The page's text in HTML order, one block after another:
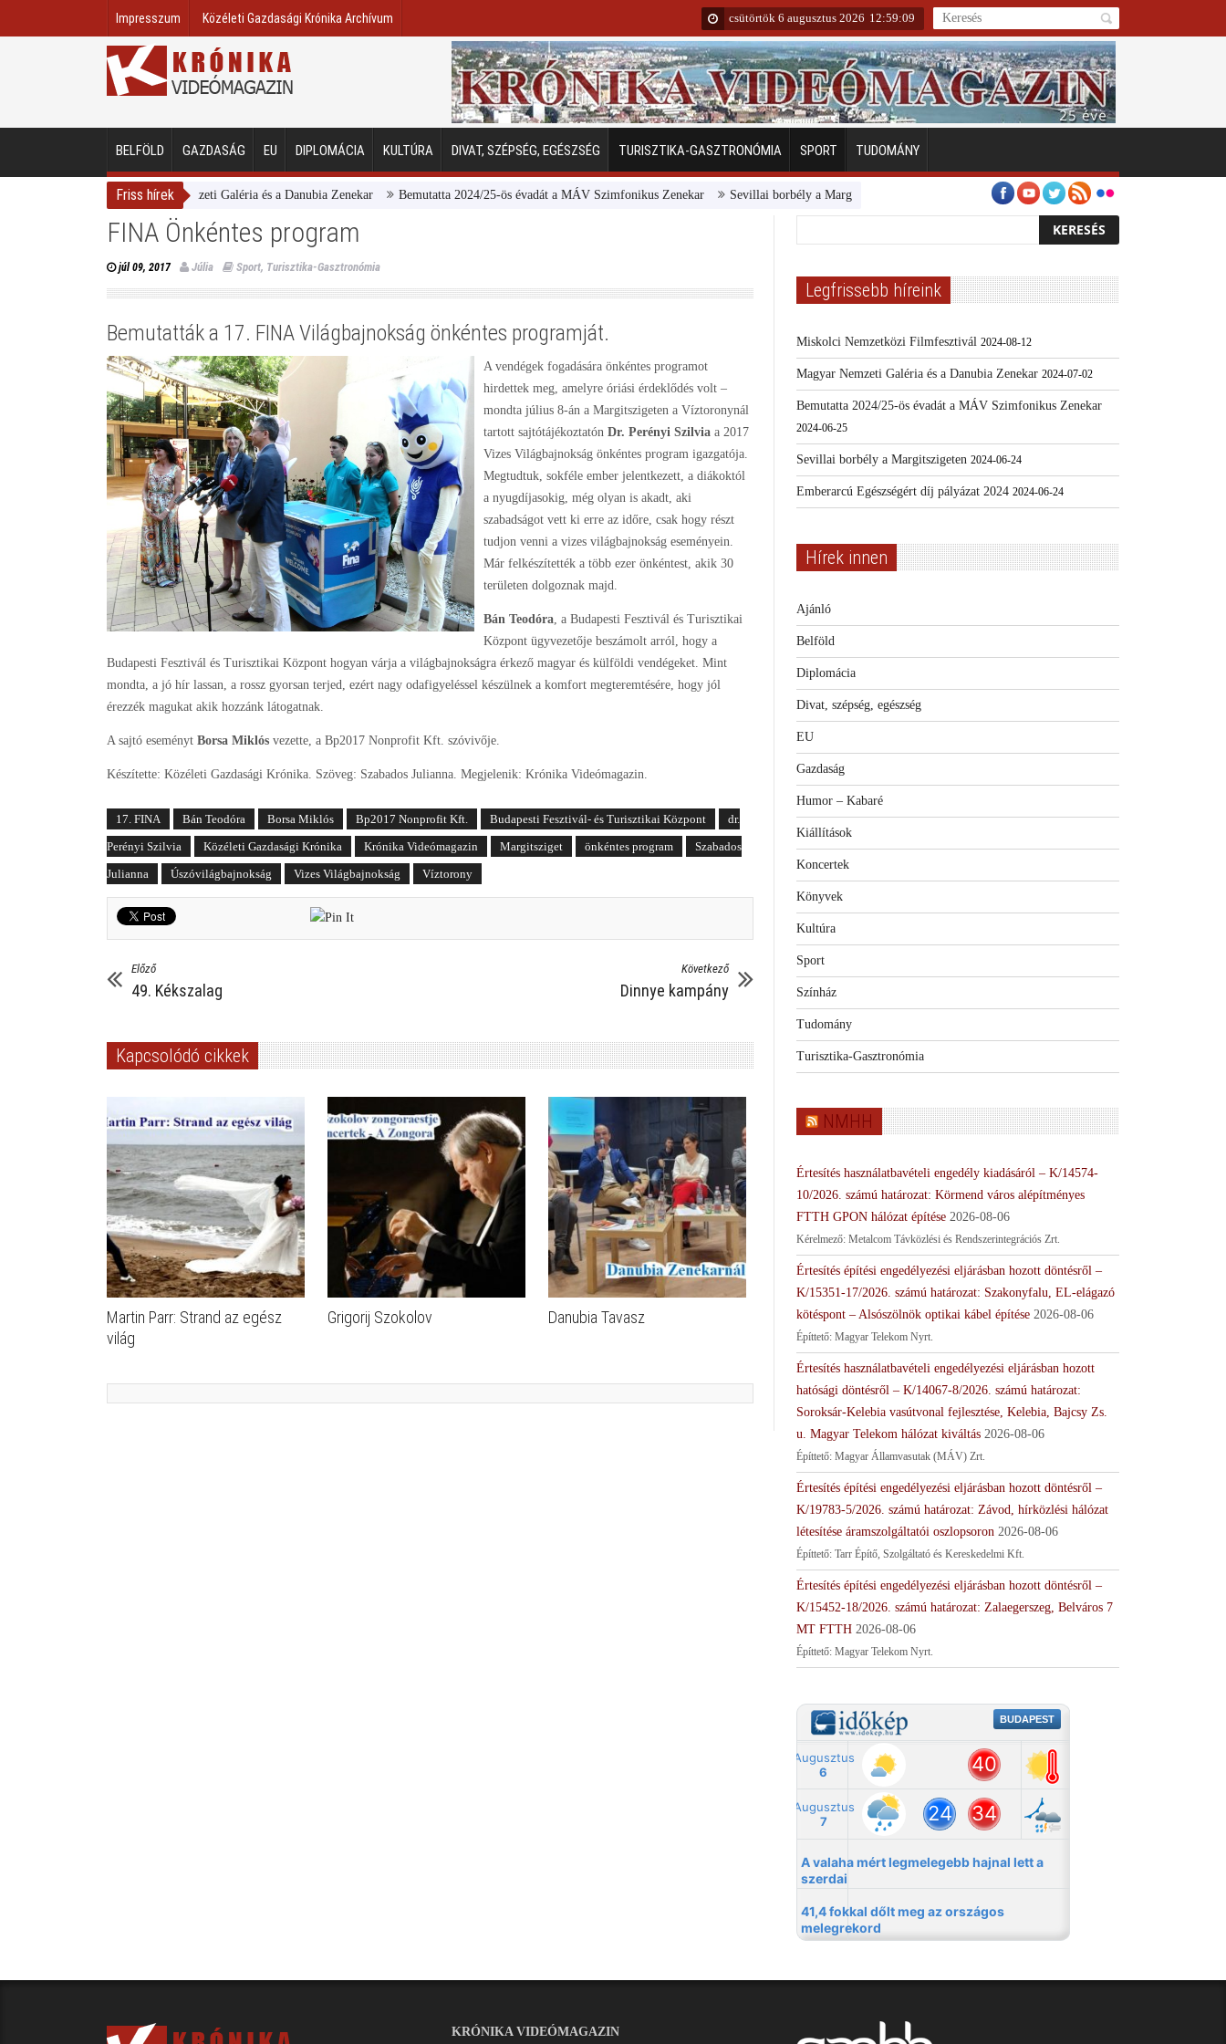
Impresszum Közéleti Gazdasági Krónika Archívum csütörtök 6 augusztus 2026 12:59:10
BELFÖLD GAZDASÁG EU DIPLOMÁCIA KULTÚRA DIVAT, SZÉPSÉG, EGÉSZSÉG TURISZTIKA-GASZTRONÓMIA SPORT TUDOMÁNY
Friss hírek
Magyar Nemzeti Galéria és a Danubia Zenekar Bemutatta 2024/25-ös évadát a MÁV Szimfonikus Zenekar Sevillai borbély a Margitszigeten Emberarcú Egészségért díj pályázat 2024
FINA Önkéntes program
júl 09, 2017 Júlia Sport, Turisztika-Gasztronómia
Bemutatták a 17. FINA Világbajnokság önkéntes programját.
A vendégek fogadására önkéntes programot
hirdettek meg, amelyre óriási érdeklődés volt –
mondta július 8-án a Margitszigeten a Víztoronynál
tartott sajtótájékoztatón Dr. Perényi Szilvia a 2017
Vizes Világbajnokság önkéntes program igazgatója.
Megtudtuk, sokféle ember jelentkezett, a diákoktól
a nyugdíjasokig, még olyan is akadt, aki
szabadságot vett ki erre az időre, csak hogy részt
tudjon venni a vizes világbajnokság eseményein.
Már felkészítették a több ezer önkéntest, akik 30
területen dolgoznak majd.
Bán Teodóra , a Budapesti Fesztivál és Turisztikai
Központ ügyvezetője beszámolt arról, hogy a
Budapesti Fesztivál és Turisztikai Központ hogyan várja a világbajnokságra érkező magyar és külföldi vendégeket. Mint
mondta, a jó hír lassan, a rossz gyorsan terjed, ezért nagy odafigyeléssel készülnek a komfort megteremtésére, hogy jól
érezzék magukat akik hozzánk látogatnak.
A sajtó eseményt Borsa Miklós vezette, a Bp2017 Nonprofit Kft. szóvivője.
Készítette: Közéleti Gazdasági Krónika. Szöveg: Szabados Julianna. Megjelenik: Krónika Videómagazin.
17. FINA Bán Teodóra Borsa Miklós Bp2017 Nonprofit Kft. Budapesti Fesztivál- és Turisztikai Központ
dr.
Perényi Szilvia
Közéleti Gazdasági Krónika Krónika Videómagazin Margitsziget önkéntes program
Szabados
Julianna
Úszóvilágbajnokság Vizes Világbajnokság Víztorony
Előző
49. Kékszalag
Következő
Dinnye kampány
Kapcsolódó cikkek
Martin Parr: Strand az egész
világ
Grigorij Szokolov Danubia Tavasz
Legfrissebb híreink
Miskolci Nemzetközi Filmfesztivál 2024-08-12
Magyar Nemzeti Galéria és a Danubia Zenekar 2024-07-02
Bemutatta 2024/25-ös évadát a MÁV Szimfonikus Zenekar
2024-06-25
Sevillai borbély a Margitszigeten 2024-06-24
Emberarcú Egészségért díj pályázat 2024 2024-06-24
Hírek innen
Ajánló
Belföld
Diplomácia
Divat, szépség, egészség
EU
Gazdaság
Humor – Kabaré
Kiállítások
Koncertek
Könyvek
Kultúra
Sport
Színház
Tudomány
Turisztika-Gasztronómia
NMHH
Értesítés használatbavételi engedély kiadásáról – K/14574-
10/2026. számú határozat: Körmend város alépítményes
FTTH GPON hálózat építése 2026-08-06
Kérelmező: Metalcom Távközlési és Rendszerintegrációs Zrt.
Értesítés építési engedélyezési eljárásban hozott döntésről –
K/15351-17/2026. számú határozat: Szakonyfalu, EL-elágazó
kötéspont – Alsószölnök optikai kábel építése 2026-08-06
Építtető: Magyar Telekom Nyrt.
Értesítés használatbavételi engedélyezési eljárásban hozott
hatósági döntésről – K/14067-8/2026. számú határozat:
Soroksár-Kelebia vasútvonal fejlesztése, Kelebia, Bajcsy Zs.
u. Magyar Telekom hálózat kiváltás 2026-08-06
Építtető: Magyar Államvasutak (MÁV) Zrt.
Értesítés építési engedélyezési eljárásban hozott döntésről –
K/19783-5/2026. számú határozat: Závod, hírközlési hálózat
létesítése áramszolgáltatói oszlopsoron 2026-08-06
Építtető: Tarr Építő, Szolgáltató és Kereskedelmi Kft.
Értesítés építési engedélyezési eljárásban hozott döntésről –
K/15452-18/2026. számú határozat: Zalaegerszeg, Belváros 7
MT FTTH 2026-08-06
Építtető: Magyar Telekom Nyrt.
KRÓNIKA VIDEÓMAGAZIN